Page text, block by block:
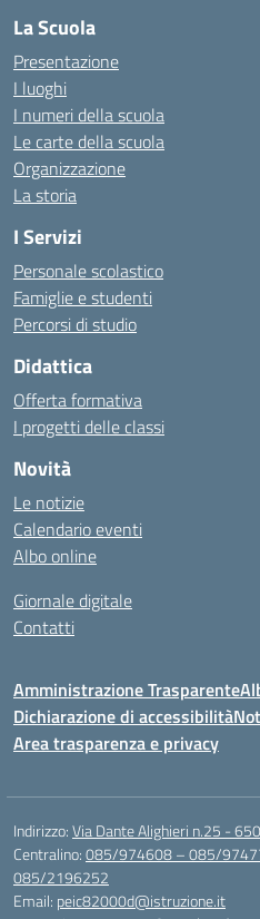
La Scuola
Presentazione
I luoghi
I numeri della scuola
Le carte della scuola
Organizzazione
La storia
I Servizi
Personale scolastico
Famiglie e studenti
Percorsi di studio
Didattica
Offerta formativa
I progetti delle classi
Novità
Le notizie
Calendario eventi
Albo online
Giornale digitale
Contatti
Amministrazione Trasparente
Dichiarazione di accessibilità
Area trasparenza e privacy
Indirizzo:Via Dante Alighieri n.25 -
Centralino:085/974608 – 085/
085/2196252
Email: peic82000d@istruzione.it